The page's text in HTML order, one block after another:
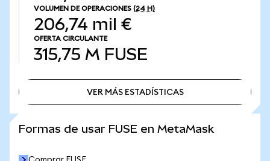
VOLUMEN DE OPERACIONES (24 H)
206,74 mil €
OFERTA CIRCULANTE
315,75 M FUSE
VER MÁS ESTADÍSTICAS
Formas de usar FUSE en MetaMask